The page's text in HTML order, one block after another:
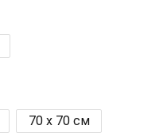
70 x 70 см